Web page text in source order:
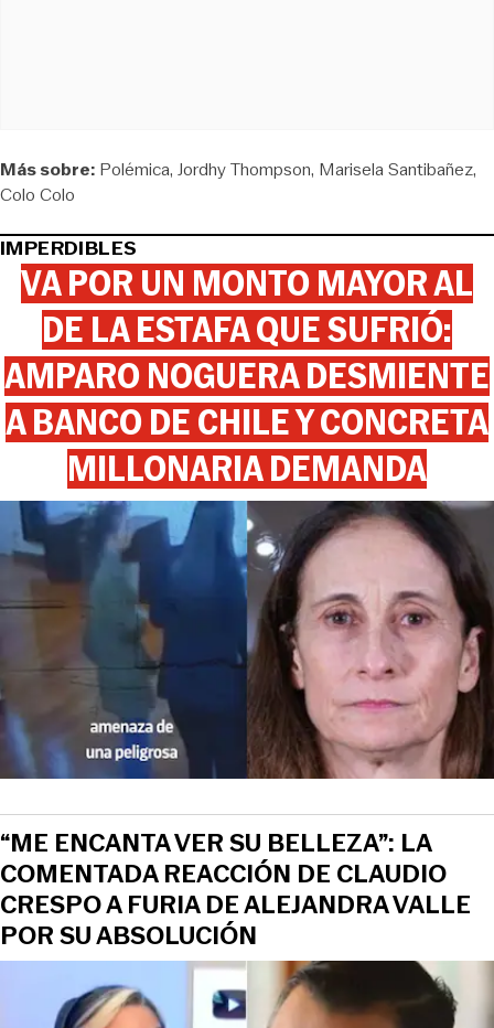
Más sobre: Polémica Jordhy Thompson Marisela Santibañez
Colo Colo
IMPERDIBLES
VA POR UN MONTO MAYOR AL
DE LA ESTAFA QUE SUFRIÓ:
AMPARO NOGUERA DESMIENTE
A BANCO DE CHILE Y CONCRETA
MILLONARIA DEMANDA
“ME ENCANTA VER SU BELLEZA”: LA
COMENTADA REACCIÓN DE CLAUDIO
CRESPO A FURIA DE ALEJANDRA VALLE
POR SU ABSOLUCIÓN